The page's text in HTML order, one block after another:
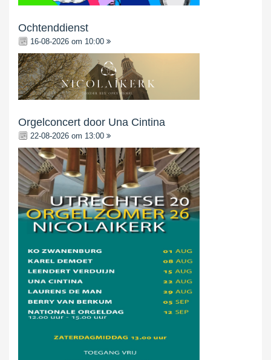
Ochtenddienst
16-08-2026 om 10:00
Orgelconcert door Una Cintina
22-08-2026 om 13:00